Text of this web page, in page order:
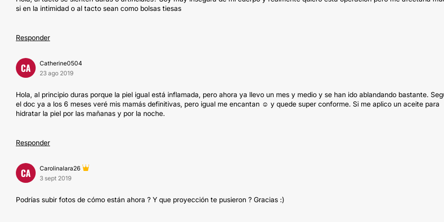
si en la intimidad o al tacto sean como bolsas tiesas
Responder
CA
Catherine0504
23 ago 2019
Hola, al principio duras porque la piel igual está inflamada, pero ahora ya llevo un mes y medio y se han ido ablandando bastante.
el doc ya a los 6 meses veré mis mamás definitivas, pero igual me encantan ☺️ y quede super conforme. Si me aplico un aceite para
hidratar la piel por las mañanas y por la noche.
Responder
CA
Carolinalara26
3 sept 2019
Podrías subir fotos de cómo están ahora ? Y que proyección te pusieron ? Gracias :)